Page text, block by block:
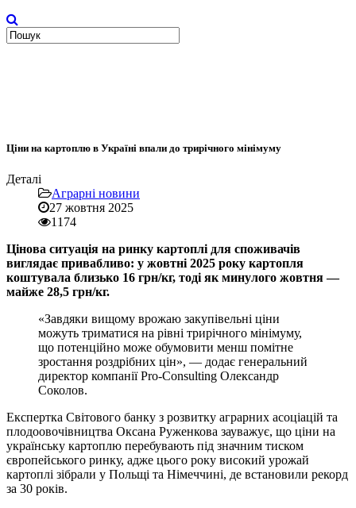
Ціни на картоплю в Україні впали до трирічного мінімуму
Деталі
Аграрні новини
27 жовтня 2025
1174
Цінова ситуація на ринку картоплі для споживачів
виглядає привабливо: у жовтні 2025 року картопля
коштувала близько 16 грн/кг, тоді як минулого жовтня —
майже 28,5 грн/кг.
«Завдяки вищому врожаю закупівельні ціни
можуть триматися на рівні трирічного мінімуму,
що потенційно може обумовити менш помітне
зростання роздрібних цін», — додає генеральний
директор компанії Pro-Consulting Олександр
Соколов.
Експертка Світового банку з розвитку аграрних асоціацій та
плодоовочівництва Оксана Руженкова зауважує, що ціни на
українську картоплю перебувають під значним тиском
європейського ринку, адже цього року високий урожай
картоплі зібрали у Польщі та Німеччині, де встановили рекорд
за 30 років.